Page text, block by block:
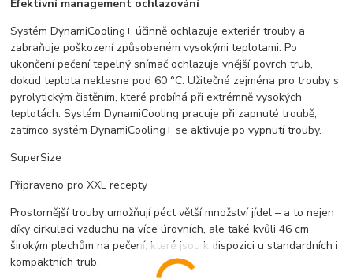
Efektivní management ochlazování
Systém DynamiCooling+ účinně ochlazuje exteriér trouby a
zabraňuje poškození způsobeném vysokými teplotami. Po
ukončení pečení tepelný snímač ochlazuje vnější povrch trub,
dokud teplota neklesne pod 60 °C. Užitečné zejména pro trouby s
pyrolytickým čistěním, které probíhá při extrémně vysokých
teplotách. Systém DynamiCooling pracuje při zapnuté troubě,
zatímco systém DynamiCooling+ se aktivuje po vypnutí trouby.
SuperSize
Připraveno pro XXL recepty
Prostornější trouby umožňují péct větší množství jídel – a to nejen
díky cirkulaci vzduchu na více úrovních, ale také kvůli 46 cm
širokým plechům na pečení, které jsou k dispozici u standardních i
kompaktních trub.